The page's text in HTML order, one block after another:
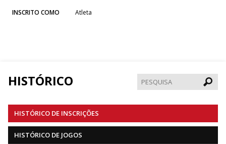
INSCRITO COMO Atleta
HISTÓRICO
HISTÓRICO DE INSCRIÇÕES
HISTÓRICO DE JOGOS